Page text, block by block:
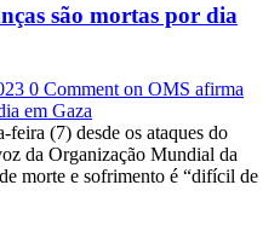
são mortas por dia
0 Comment on OMS afirma
em Gaza
feira (7) desde os ataques do
da Organização Mundial da
morte e sofrimento é “difícil de